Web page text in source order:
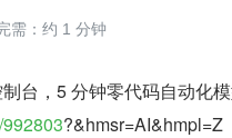
需：约 1 分钟
台，5 分钟零代码自动化
?&hmsr=AI&hmpl=Z